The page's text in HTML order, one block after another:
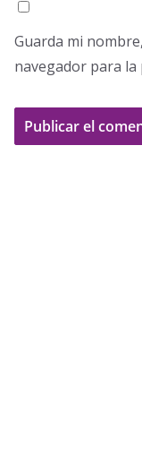
Guarda mi
navegador para la